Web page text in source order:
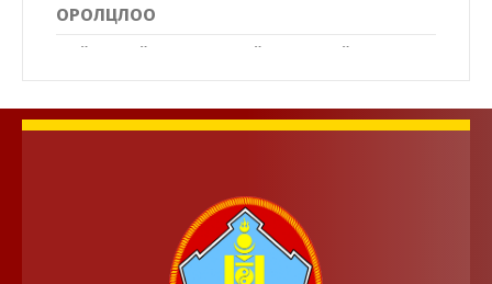
ОРОЛЦЛОО
Нийслэлийн Дүүргүүдийн Иргэдийн
Дотоодын цэргийн байгууллагын үйл
ажиллагаатай танилцлаа.